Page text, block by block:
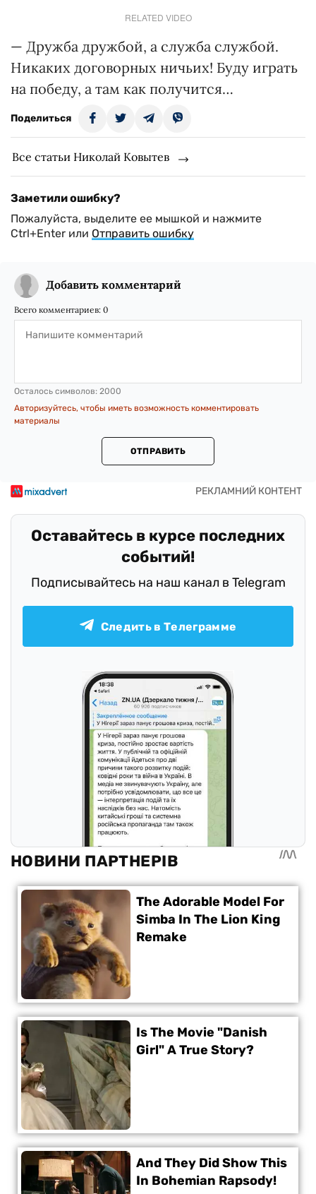
RELATED VIDEO
— Дружба дружбой, а служба службой.
Никаких договорных ничьих! Буду играть
на победу, а там как получится…
Поделиться
Все статьи Николай Ковытев
Заметили ошибку?
Пожалуйста, выделите ее мышкой и нажмите
Ctrl+Enter или Отправить ошибку
Добавить комментарий
Всего комментариев: 0
Осталось символов: 2000
Авторизуйтесь, чтобы иметь возможность комментировать
материалы
ОТПРАВИТЬ
Оставайтесь в курсе последних
событий!
Подписывайтесь на наш канал в Telegram
Следить в Телеграмме